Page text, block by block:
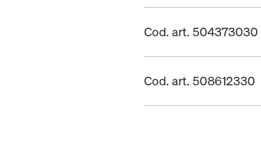
Cod. art. 504373030
Cod. art. 508612330